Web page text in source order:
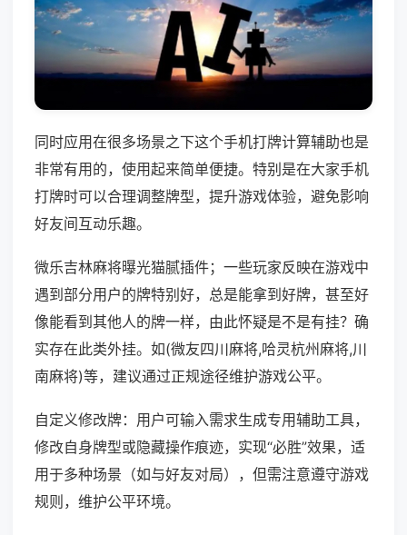
同时应用在很多场景之下这个手机打牌计算辅助也是
非常有用的，使用起来简单便捷。特别是在大家手机
打牌时可以合理调整牌型，提升游戏体验，避免影响
好友间互动乐趣。
微乐吉林麻将曝光猫腻插件；一些玩家反映在游戏中
遇到部分用户的牌特别好，总是能拿到好牌，甚至好
像能看到其他人的牌一样，由此怀疑是不是有挂？确
实存在此类外挂。如(微友四川麻将,哈灵杭州麻将,川
南麻将)等，建议通过正规途径维护游戏公平。
自定义修改牌：用户可输入需求生成专用辅助工具，
修改自身牌型或隐藏操作痕迹，实现“必胜”效果，适
用于多种场景（如与好友对局），但需注意遵守游戏
规则，维护公平环境。